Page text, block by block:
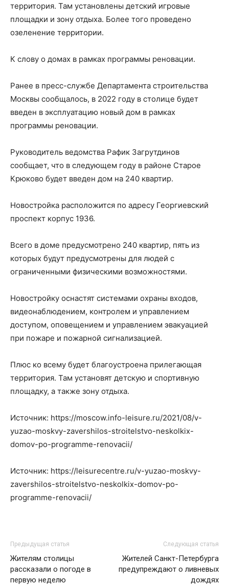
территория. Там установлены детский игровые
площадки и зону отдыха. Более того проведено
озеленение территории.
К слову о домах в рамках программы реновации.
Ранее в пресс-службе Департамента строительства
Москвы сообщалось, в 2022 году в столице будет
введен в эксплуатацию новый дом в рамках
программы реновации.
Руководитель ведомства Рафик Загрутдинов
сообщает, что в следующем году в районе Старое
Крюково будет введен дом на 240 квартир.
Новостройка расположится по адресу Георгиевский
проспект корпус 1936.
Всего в доме предусмотрено 240 квартир, пять из
которых будут предусмотрены для людей с
ограниченными физическими возможностями.
Новостройку оснастят системами охраны входов,
видеонаблюдением, контролем и управлением
доступом, оповещением и управлением эвакуацией
при пожаре и пожарной сигнализацией.
Плюс ко всему будет благоустроена прилегающая
территория. Там установят детскую и спортивную
площадку, а также зону отдыха.
Источник: https://moscow.info-leisure.ru/2021/08/v-
yuzao-moskvy-zavershilos-stroitelstvo-neskolkix-
domov-po-programme-renovacii/
Источник: https://leisurecentre.ru/v-yuzao-moskvy-
zavershilos-stroitelstvo-neskolkix-domov-po-
programme-renovacii/
Предыдущая статья
Жителям столицы
рассказали о погоде в
первую неделю
Следующая статья
Жителей Санкт-Петербурга
предупреждают о ливневых
дождях